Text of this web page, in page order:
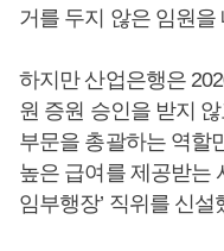
거를 두지 않은 임원
하지만 산업은행은
원 증원 승인을 받지
부문을 총괄하는 역할
높은 급여를 제공받는
임부행장’ 직위를 신설